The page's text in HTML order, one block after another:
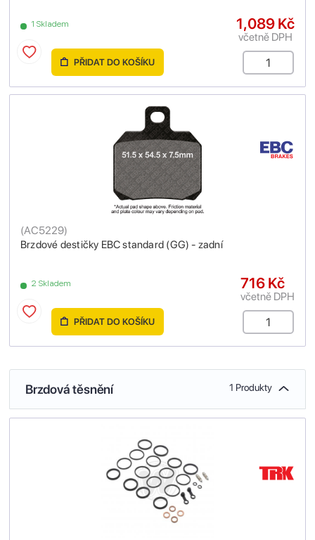
1 Skladem 1,089 Kč
včetně DPH
PŘIDAT DO KOŠÍKU
Brzdové destičky EBC standard (GG) - zadní
(AC5229)
2 Skladem 716 Kč
včetně DPH
PŘIDAT DO KOŠÍKU
Brzdová těsnění 1 Produkty